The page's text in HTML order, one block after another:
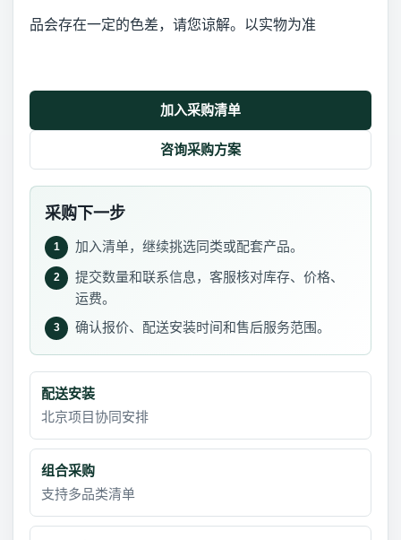
品会存在一定的色差，请您谅解。以实物为准
加入采购清单
咨询采购方案
采购下一步
1 加入清单，继续挑选同类或配套产品。
2
提交数量和联系信息，客服核对库存、价格、
运费。
3 确认报价、配送安装时间和售后服务范围。
配送安装
北京项目协同安排
组合采购
支持多品类清单